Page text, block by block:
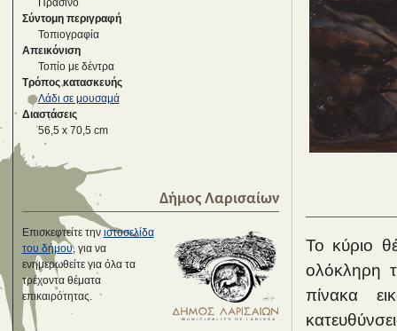
Πράσινο
Σύντομη περιγραφή
Τοπιογραφία
Απεικόνιση
Τοπίο με δέντρα
Τρόπος κατασκευής
Λάδι σε μουσαμά
Διαστάσεις
56,5 x 70,5 cm
Δήμος Λαρισαίων
Επισκεφτείτε την ιστοσελίδα
του δήμου, για να
ενημερωθείτε για όλα τα
τρέχοντα θέματα
επικαιρότητας.
Το κύριο
ολόκληρη
πίνακα